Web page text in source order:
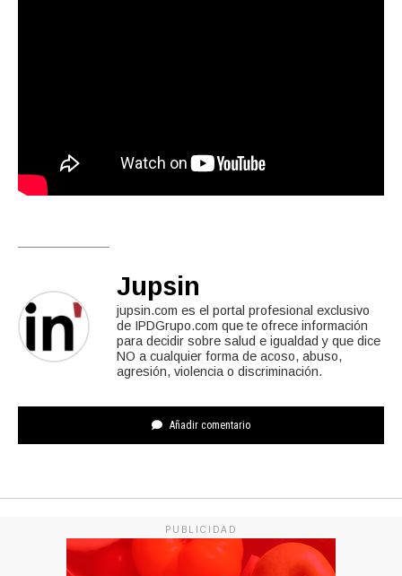
Jupsin
jupsin.com es el portal profesional exclusivo
de IPDGrupo.com que te ofrece información
para decidir sobre salud e igualdad y que dice
NO a cualquier forma de acoso, abuso,
agresión, violencia o discriminación.
Añadir comentario
PUBLICIDAD